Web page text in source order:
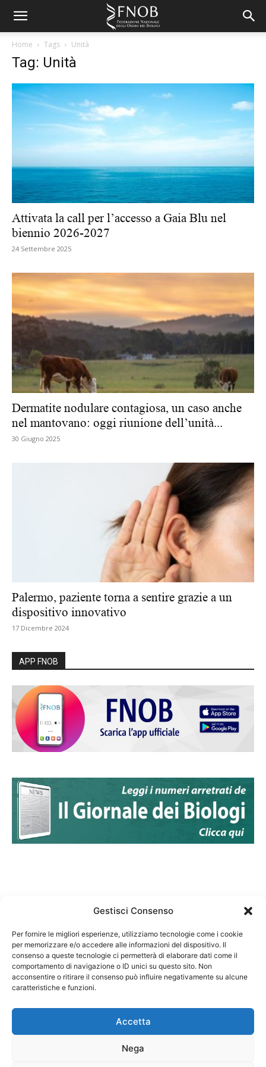
Gestisci Consenso
Per fornire le migliori esperienze, utilizziamo tecnologie come i cookie
per memorizzare e/o accedere alle informazioni del dispositivo. Il
consenso a queste tecnologie ci permetterà di elaborare dati come il
comportamento di navigazione o ID unici su questo sito. Non
acconsentire o ritirare il consenso può influire negativamente su alcune
caratteristiche e funzioni.
Accetta
Nega
Home Tags Unità
Tag: Unità
Attivata la call per l’accesso a Gaia Blu nel
biennio 2026-2027
24 Settembre 2025
Dermatite nodulare contagiosa, un caso anche
nel mantovano: oggi riunione dell’unità...
30 Giugno 2025
Palermo, paziente torna a sentire grazie a un
dispositivo innovativo
17 Dicembre 2024
APP FNOB
Federazione Nazionale Degli Ordini dei Biologi:
codice fiscale 80069130583
Responsabile sito internet www.fnob.it: Vincenzo